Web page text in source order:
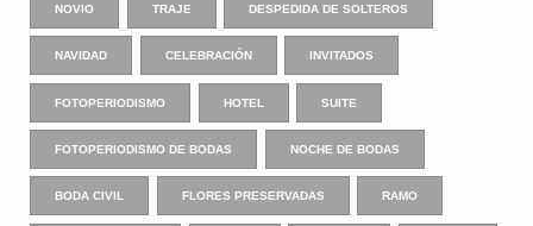
NOVIO TRAJE DESPEDIDA DE SOLTEROS
NAVIDAD CELEBRACIÓN INVITADOS
FOTOPERIODISMO HOTEL SUITE
FOTOPERIODISMO DE BODAS NOCHE DE BODAS
BODA CIVIL FLORES PRESERVADAS RAMO